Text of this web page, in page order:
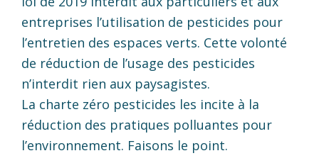
entreprises l’utilisation de pesticides pour
l’entretien des espaces verts. Cette volonté
de réduction de l’usage des pesticides
n’interdit rien aux paysagistes.
La charte zéro pesticides les incite à la
réduction des pratiques polluantes pour
l’environnement. Faisons le point.